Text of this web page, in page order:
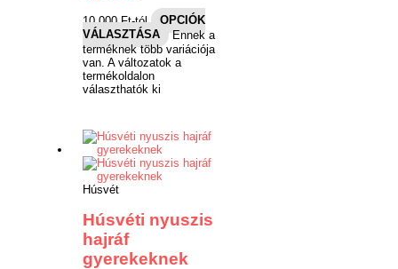
10,000Ft-tól
OPCIÓK
VÁLASZTÁSA
Ennek a
terméknek több variációja
van. A változatok a
termékoldalon
választhatók ki
Húsvét
Húsvéti nyuszis
hajráf
gyerekeknek